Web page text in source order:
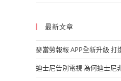
最新文章
麥當勞報報 APP全新升級 打
迪士尼告別電視 為何迪士尼